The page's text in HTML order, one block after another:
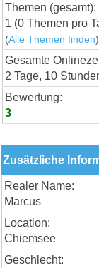
Themen (gesamt):
1 (0 Themen pro
(Alle Themen finden)
Gesamte
2 Tage, 10
Bewertung:
3
Zusätzliche
Realer Name:
Marcus
Location:
Chiemsee
Geschlecht: